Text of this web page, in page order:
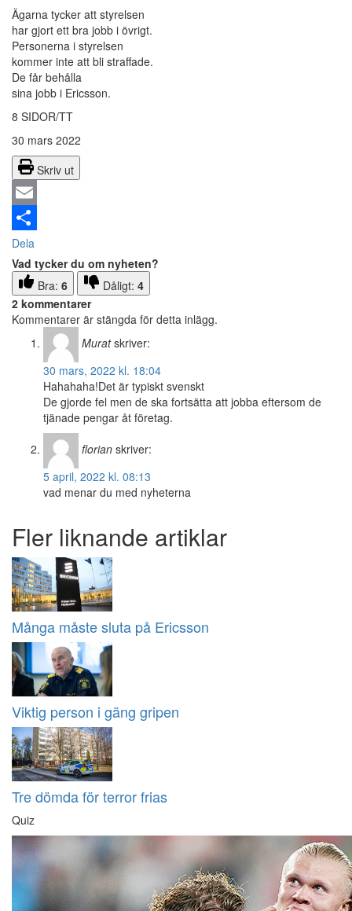
Ägarna tycker att styrelsen
har gjort ett bra jobb i övrigt.
Personerna i styrelsen
kommer inte att bli straffade.
De får behålla
sina jobb i Ericsson.
8 SIDOR/TT
30 mars 2022
Skriv ut
Email
Dela
Vad tycker du om nyheten?
Bra: 6 Dåligt: 4
2 kommentarer
Kommentarer är stängda för detta inlägg.
Murat skriver:
30 mars, 2022 kl. 18:04
Hahahaha!Det är typiskt svenskt
De gjorde fel men de ska fortsätta att jobba eftersom de
tjänade pengar åt företag.
florian skriver:
5 april, 2022 kl. 08:13
vad menar du med nyheterna
Fler liknande artiklar
Många måste sluta på Ericsson
Viktig person i gäng gripen
Tre dömda för terror frias
Quiz